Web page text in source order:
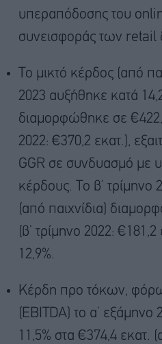
υπεραπόδοσης του
συνεισφοράς των retail
Το μικτό κέρδος (από
2023 αυξήθηκε κατά
διαμορφώθηκε σε
2022: €370,2 εκατ.),
GGR σε συνδυασμό με
κέρδους. Το β’ τρίμηνο
(από παιχνίδια)
(β’ τρίμηνο 2022:
12,9%.
Κέρδη προ τόκων,
(EBITDA) το α’
11,5% στα €374,4 εκατ.